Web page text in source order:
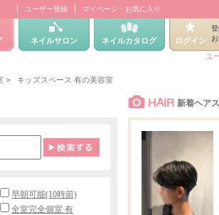
ユーザー登録 マイページ・お気に入り
ネイルサロン ネイルカタログ ログイン
ユ
> キッズスペース 有の美容室
早朝可能(10時前)
全室完全個室 有
HAIR 新着ヘア